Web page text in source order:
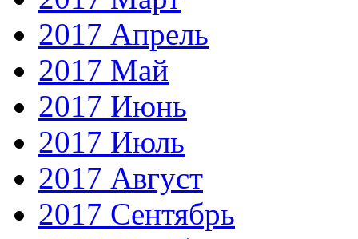
2017 Апрель
2017 Май
2017 Июнь
2017 Июль
2017 Август
2017 Сентябрь